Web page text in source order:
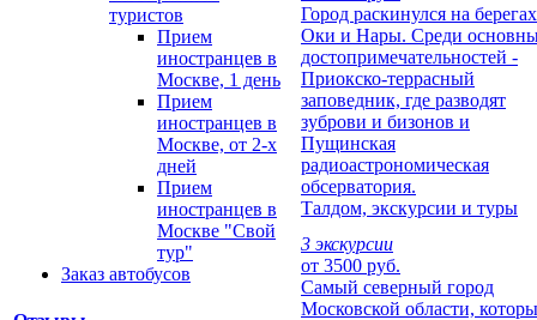
туристов
Прием
иностранцев в
Москве, 1 день
Прием
иностранцев в
Москве, от 2-х
дней
Прием
иностранцев в
Москве "Свой
тур"
Заказ автобусов
Город раскинулся на
Оки и Нары. Среди
достопримечательностей -
Приокско-террасный
заповедник, где разводят
зуброви и бизонов и
Пущинская
радиоастрономическая
обсерватория.
Талдом, экскурсии и туры
3 экскурсии
от 3500 руб.
Самый северный город
Московской области,